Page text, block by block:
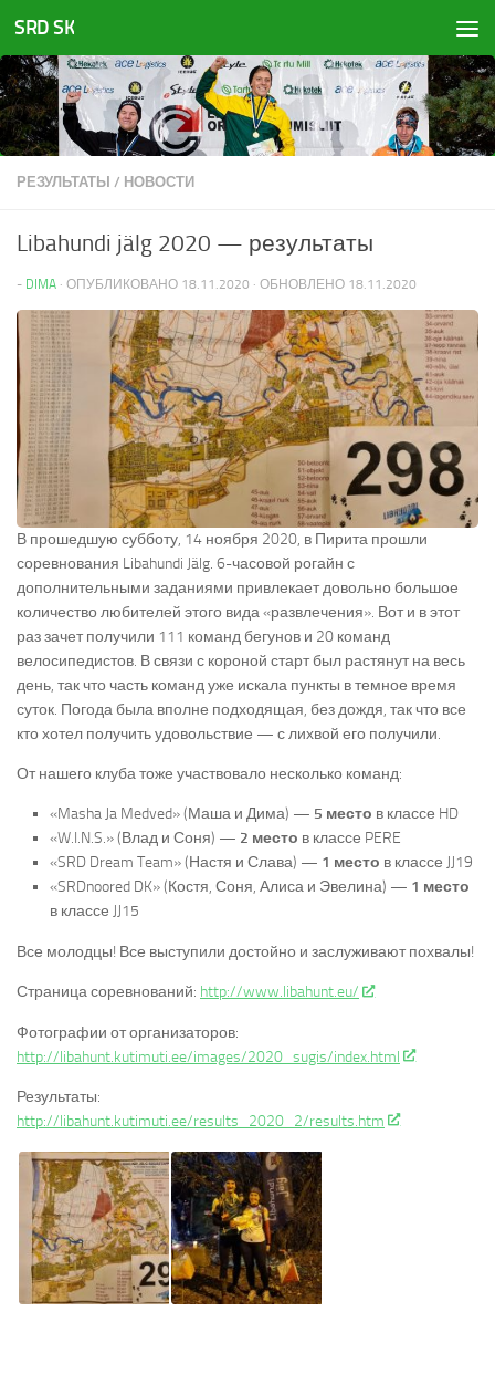
Перейти к содержимому
SRD SK
РЕЗУЛЬТАТЫ / НОВОСТИ
Libahundi jälg 2020 — результаты
- DIMA · ОПУБЛИКОВАНО 18.11.2020 · ОБНОВЛЕНО 18.11.2020
В прошедшую субботу, 14 ноября 2020, в Пирита прошли
соревнования Libahundi Jälg. 6-часовой рогайн с
дополнительными заданиями привлекает довольно большое
количество любителей этого вида «развлечения». Вот и в этот
раз зачет получили 111 команд бегунов и 20 команд
велосипедистов. В связи с короной старт был растянут на весь
день, так что часть команд уже искала пункты в темное время
суток. Погода была вполне подходящая, без дождя, так что все
кто хотел получить удовольствие — с лихвой его получили.
От нашего клуба тоже участвовало несколько команд:
«Masha Ja Medved» (Маша и Дима) — 5 место в классе HD
«W.I.N.S.» (Влад и Соня) — 2 место в классе PERE
«SRD Dream Team» (Настя и Слава) — 1 место в классе JJ19
«SRDnoored DK» (Костя, Соня, Алиса и Эвелина) — 1 место
в классе JJ15
Все молодцы! Все выступили достойно и заслуживают похвалы!
Страница соревнований: http://www.libahunt.eu/
Фотографии от организаторов:
http://libahunt.kutimuti.ee/images/2020_sugis/index.html
Результаты:
http://libahunt.kutimuti.ee/results_2020_2/results.htm